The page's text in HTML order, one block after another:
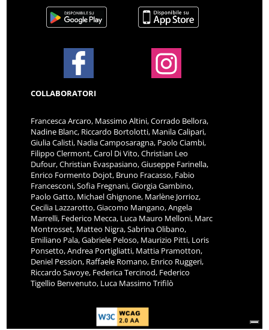
COLLABORATORI
Francesca Arcaro, Massimo Altini, Corrado Bellora,
Nadine Blanc, Riccardo Bortolotti, Manila Calipari,
Giulia Calisti, Nadia Camposaragna, Paolo Ciambi,
Filippo Clermont, Carol Di Vito, Christian Leo
Dufour, Christian Evaspasiano, Giuseppe Farinella,
Enrico Formento Dojot, Bruno Fracasso, Fabio
Francesconi, Sofia Fregnani, Giorgia Gambino,
Paolo Gatto, Michael Ghignone, Marlène Jorrioz,
Cecilia Lazzarotto, Giacomo Mangano, Angela
Marrelli, Federico Mecca, Luca Mauro Melloni, Marc
Montrosset, Matteo Nigra, Sabrina Olibano,
Emiliano Pala, Gabriele Peloso, Maurizio Pitti, Loris
Ponsetto, Andrea Portigliatti, Mattia Pramotton,
Deniel Pession, Raffaele Romano, Enrico Ruggeri,
Riccardo Savoye, Federica Tercinod, Federico
Tigellio Benvenuto, Luca Massimo Trifilò